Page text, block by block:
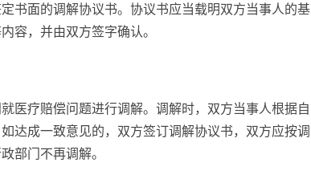
书面的调解协议书。协议书应当载明双方当事人的基
容，并由双方签字确认。
医疗赔偿问题进行调解。调解时，双方当事人根据自
达成一致意见的，双方签订调解协议书，双方应按调
部门不再调解。